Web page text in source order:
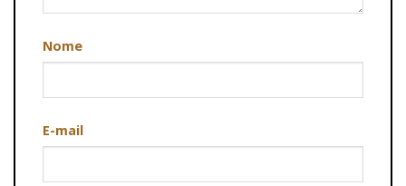
Nome
E-mail